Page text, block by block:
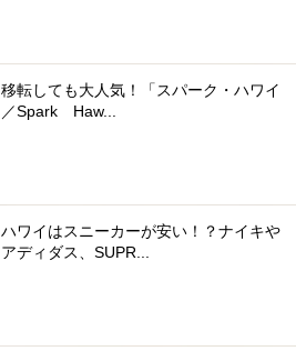
移転しても大人気！「スパーク・ハワイ
／Spark Haw...
ハワイはスニーカーが安い！？ナイキや
アディダス、SUPR...